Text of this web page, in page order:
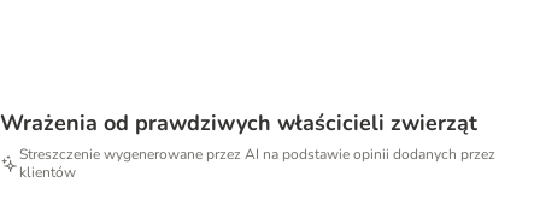
Wrażenia od prawdziwych właścicieli zwierząt
Streszczenie wygenerowane przez AI na podstawie opinii dodanych przez
klientów